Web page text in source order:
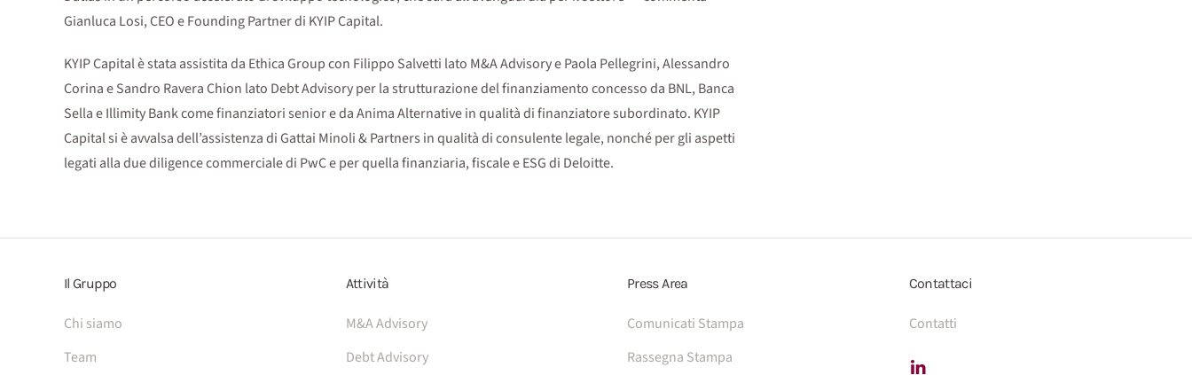
Gianluca Losi, CEO e Founding Partner di KYIP Capital.
KYIP Capital è stata assistita da Ethica Group con Filippo Salvetti lato M&A Advisory e Paola Pellegrini, Alessandro
Corina e Sandro Ravera Chion lato Debt Advisory per la strutturazione del finanziamento concesso da BNL, Banca
Sella e Illimity Bank come finanziatori senior e da Anima Alternative in qualità di finanziatore subordinato. KYIP
Capital si è avvalsa dell’assistenza di Gattai Minoli & Partners in qualità di consulente legale, nonché per gli aspetti
legati alla due diligence commerciale di PwC e per quella finanziaria, fiscale e ESG di Deloitte.
Il Gruppo
Chi siamo
Team
Attività
M&A Advisory
Debt Advisory
Press Area
Comunicati Stampa
Rassegna Stampa
Contattaci
Contatti